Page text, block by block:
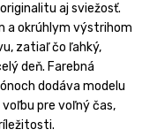
aj sviežosť.
a okrúhlym výstrihom
zatiaľ čo ľahký,
deň. Farebná
dodáva modelu
pre voľný čas,